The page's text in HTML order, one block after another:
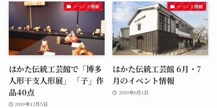
イベント情報
はかた伝統工芸館で「博多
人形干支人形展」 「子」作
品40点
2019年12月5日
イベント情報
はかた伝統工芸館 6月・7
月のイベント情報
2019年6月1日